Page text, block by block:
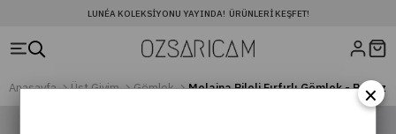
LUNÉA KOLEKSIYONU YAYINDA! ÜRÜNLERI KEŞFET!
Anasayfa Üst Giyim Gömlek Melaina Pileli Fırfırlı Gömlek - Beyaz
×